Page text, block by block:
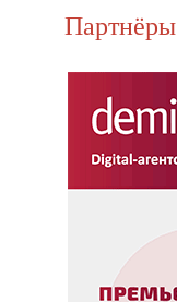
Партнёры